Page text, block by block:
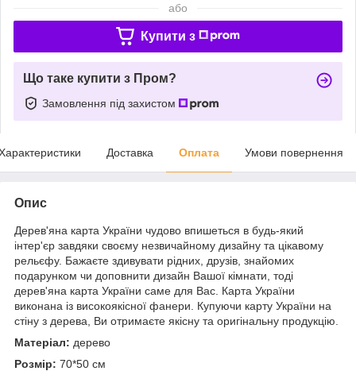
або
Купити з
Що таке купити з Пром?
Замовлення під захистом
Доставка Оплата Умови повернення
Опис
Дерев'яна карта України чудово впишеться в будь-який
інтер'єр завдяки своєму незвичайному дизайну та цікавому
рельєфу. Бажаєте здивувати рідних, друзів, знайомих
подарунком чи доповнити дизайн Вашої кімнати, тоді
дерев'яна карта України саме для Вас. Карта України
виконана із високоякісної фанери. Купуючи карту України на
стіну з дерева, Ви отримаєте якісну та оригінальну продукцію.
Матеріал: дерево
Розмір: 70*50 см